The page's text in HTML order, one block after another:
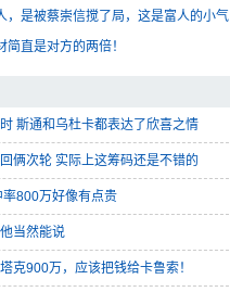
，是被蔡崇信搅了局，这是富人的小气
直是对方的两倍！
斯通和乌杜卡都表达了欣喜之情
俩次轮 实际上这筹码还是不错的
800万好像有点贵
当然能说
克900万，应该把钱给卡鲁索！